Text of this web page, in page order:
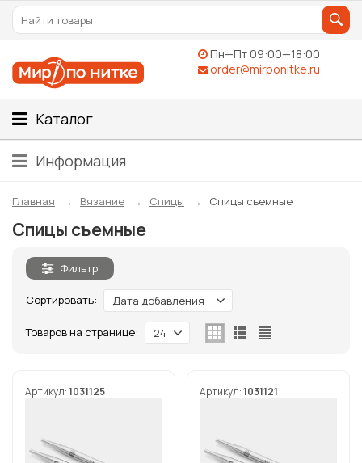
Пн—Пт 09:00—18:00
order@mirponitke.ru
Каталог
Информация
Главная Вязание Спицы Спицы съемные
Спицы съемные
Фильтр
Сортировать: Дата добавления
Товаров на странице: 24
Артикул:1031125 Артикул:1031121